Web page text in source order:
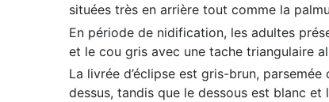
situées très en arrière tout comme la
En période de nidification, les adultes
et le cou gris avec une tache triangulaire
La livrée d’éclipse est gris-brun,
dessus, tandis que le dessous est blanc et